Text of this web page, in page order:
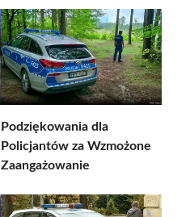
Podziękowania dla
Policjantów za Wzmożone
Zaangażowanie